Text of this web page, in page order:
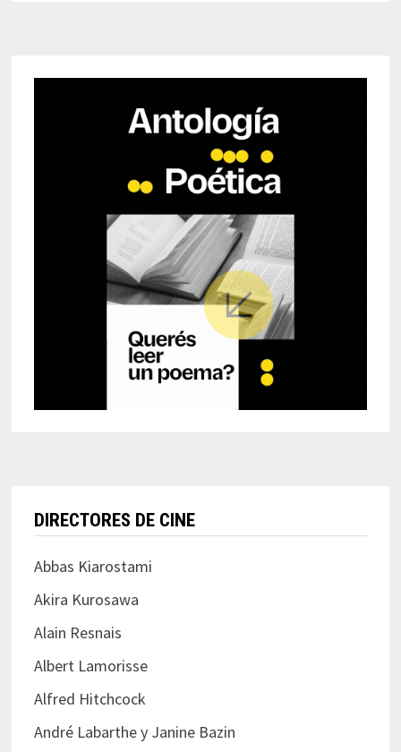
DIRECTORES DE CINE
Abbas Kiarostami
Akira Kurosawa
Alain Resnais
Albert Lamorisse
Alfred Hitchcock
André Labarthe y Janine Bazin